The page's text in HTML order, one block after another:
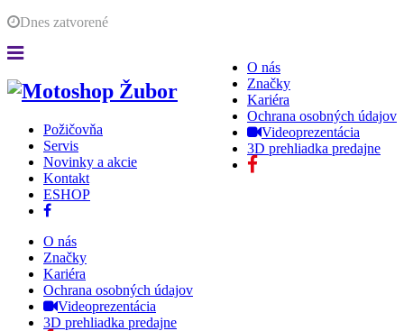
Dnes zatvorené
O nás
Značky
Kariéra
Ochrana osobných údajov
Videoprezentácia
3D prehliadka predajne
Požičovňa
Servis
Novinky a akcie
Kontakt
ESHOP
O nás
Značky
Kariéra
Ochrana osobných údajov
Videoprezentácia
3D prehliadka predajne